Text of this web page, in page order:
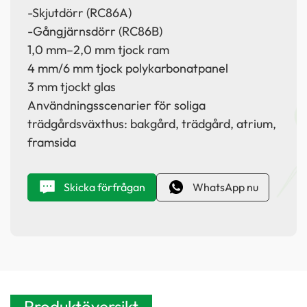
-Skjutdörr (RC86A)
-Gångjärnsdörr (RC86B)
1,0 mm–2,0 mm tjock ram
4 mm/6 mm tjock polykarbonatpanel
3 mm tjockt glas
Användningsscenarier för soliga
trädgårdsväxthus: bakgård, trädgård, atrium,
framsida
Skicka förfrågan WhatsApp nu